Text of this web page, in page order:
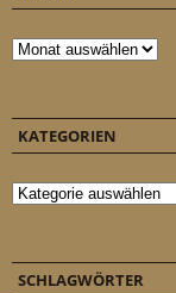
Archiv
KATEGORIEN
Kategorien
SCHLAGWÖRTER